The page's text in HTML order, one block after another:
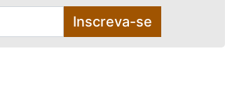
Inscreva-se